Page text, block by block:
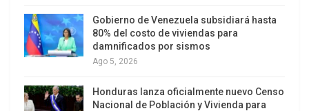
En la avenida Patria y otras intersecciones se
colocaron gigantografías con los rostros de los
nueve jueces constitucionales y frases como “nos
robaron la paz». La concentración inició en el
Puente del Guambra y avanzó hacia la Corte
Gobierno de Venezuela subsidiará hasta
80% del costo de viviendas para
damnificados por sismos
Ago 5, 2026
Honduras lanza oficialmente nuevo Censo
Nacional de Población y Vivienda para